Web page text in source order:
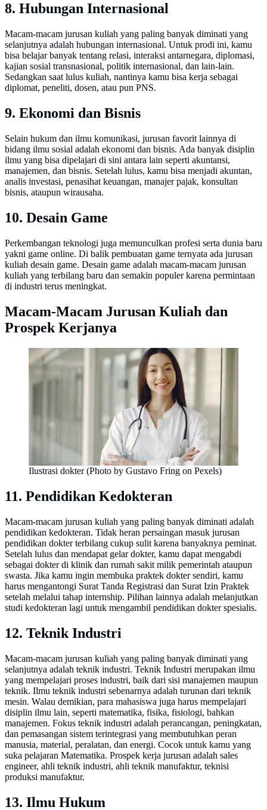
8. Hubungan Internasional
Macam-macam jurusan kuliah yang paling banyak diminati yang
selanjutnya adalah hubungan internasional. Untuk prodi ini, kamu
bisa belajar banyak tentang relasi, interaksi antarnegara, diplomasi,
kajian sosial transnasional, politik internasional, dan lain-lain.
Sedangkan saat lulus kuliah, nantinya kamu bisa kerja sebagai
diplomat, peneliti, dosen, atau pun PNS.
9. Ekonomi dan Bisnis
Selain hukum dan ilmu komunikasi, jurusan favorit lainnya di
bidang ilmu sosial adalah ekonomi dan bisnis. Ada banyak disiplin
ilmu yang bisa dipelajari di sini antara lain seperti akuntansi,
manajemen, dan bisnis. Setelah lulus, kamu bisa menjadi akuntan,
analis investasi, penasihat keuangan, manajer pajak, konsultan
bisnis, ataupun wirausaha.
10. Desain Game
Perkembangan teknologi juga memunculkan profesi serta dunia baru
yakni game online. Di balik pembuatan game ternyata ada jurusan
kuliah desain game. Desain game adalah macam-macam jurusan
kuliah yang terbilang baru dan semakin populer karena permintaan
di industri terus meningkat.
Macam-Macam Jurusan Kuliah dan
Prospek Kerjanya
Ilustrasi dokter (Photo by Gustavo Fring on Pexels)
11. Pendidikan Kedokteran
Macam-macam jurusan kuliah yang paling banyak diminati adalah
pendidikan kedokteran. Tidak heran persaingan masuk jurusan
pendidikan dokter terbilang cukup sulit karena banyaknya peminat.
Setelah lulus dan mendapat gelar dokter, kamu dapat mengabdi
sebagai dokter di klinik dan rumah sakit milik pemerintah ataupun
swasta. Jika kamu ingin membuka praktek dokter sendiri, kamu
harus mengantongi Surat Tanda Registrasi dan Surat Izin Praktek
setelah melalui tahap internship. Pilihan lainnya adalah melanjutkan
studi kedokteran lagi untuk mengambil pendidikan dokter spesialis.
12. Teknik Industri
Macam-macam jurusan kuliah yang paling banyak diminati yang
selanjutnya adalah teknik industri. Teknik Industri merupakan ilmu
yang mempelajari proses industri, baik dari sisi manajemen maupun
teknik. Ilmu teknik industri sebenarnya adalah turunan dari teknik
mesin. Walau demikian, para mahasiswa juga harus mempelajari
disiplin ilmu lain, seperti matematika, fisika, fisiologi, bahkan
manajemen. Fokus teknik industri adalah perancangan, peningkatan,
dan pemasangan sistem terintegrasi yang membutuhkan peran
manusia, material, peralatan, dan energi. Cocok untuk kamu yang
suka pelajaran Matematika. Prospek kerja jurusan adalah sales
engineer, ahli teknik industri, ahli teknik manufaktur, teknisi
produksi manufaktur.
13. Ilmu Hukum